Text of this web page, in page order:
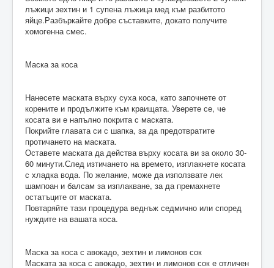
лъжици зехтин и 1 супена лъжица мед към разбитото
яйце.Разбъркайте добре съставките, докато получите
хомогенна смес.
Маска за коса
Нанесете маската върху суха коса, като започнете от
корените и продължите към краищата. Уверете се, че
косата ви е напълно покрита с маската.
Покрийте главата си с шапка, за да предотвратите
протичането на маската.
Оставете маската да действа върху косата ви за около 30-
60 минути.След изтичането на времето, изплакнете косата
с хладка вода. По желание, може да използвате лек
шампоан и балсам за изплакване, за да премахнете
остатъците от маската.
Повтаряйте тази процедура веднъж седмично или според
нуждите на вашата коса.
Маска за коса с авокадо, зехтин и лимонов сок
Маската за коса с авокадо, зехтин и лимонов сок е отличен